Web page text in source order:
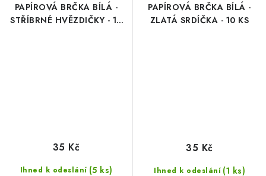
PAPÍROVÁ BRČKA BÍLÁ -
STŘÍBRNÉ HVĚZDIČKY - 10
Ihned k odeslání (5 ks)
35 Kč
PAPÍROVÁ BRČKA BÍLÁ -
ZLATÁ SRDÍČKA - 10 KS
Ihned k odeslání (1 ks)
35 Kč